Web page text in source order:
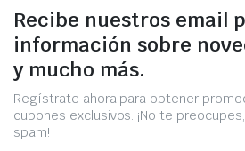
Recibe nuestros email
información sobre
y mucho más.
Regístrate ahora para obtener
cupones exclusivos. ¡No te
spam!